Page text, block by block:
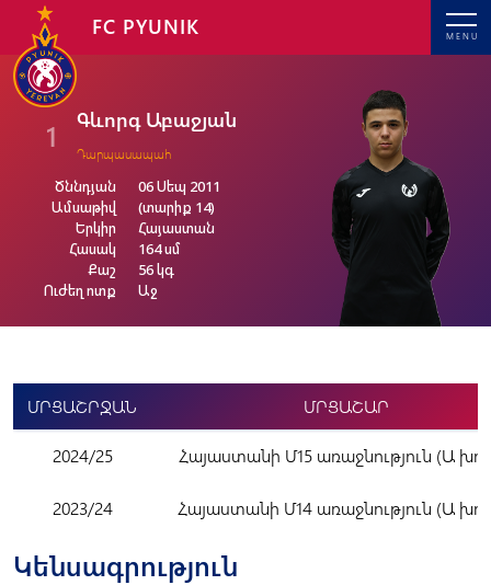
MENU
FC PYUNIK
1 Գևորգ Աբաջյան
Դարպասապահ
Ծննդյան
Ամսաթիվ
Երկիր
Հասակ
Քաշ
Ուժեղ ոտք
06 Սեպ 2011
(տարիք 14)
Հայաստան
164 սմ
56 կգ
Աջ
ՄՐՑԱՇՐՋԱՆ ՄՐՑԱՇԱՐ
2024/25 Հայաստանի Մ15 առաջնություն (Ա
2023/24 Հայաստանի Մ14 առաջնություն (Ա
Կենսագրություն